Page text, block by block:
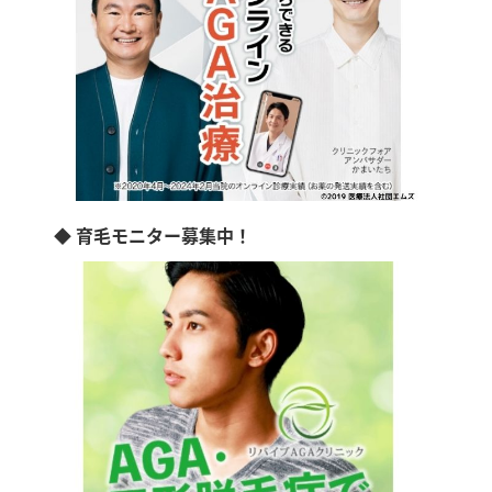
◆ 育毛モニター募集中！